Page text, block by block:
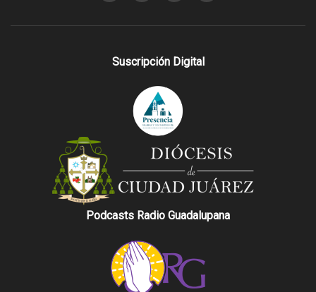
Suscripción Digital
Podcasts Radio Guadalupana